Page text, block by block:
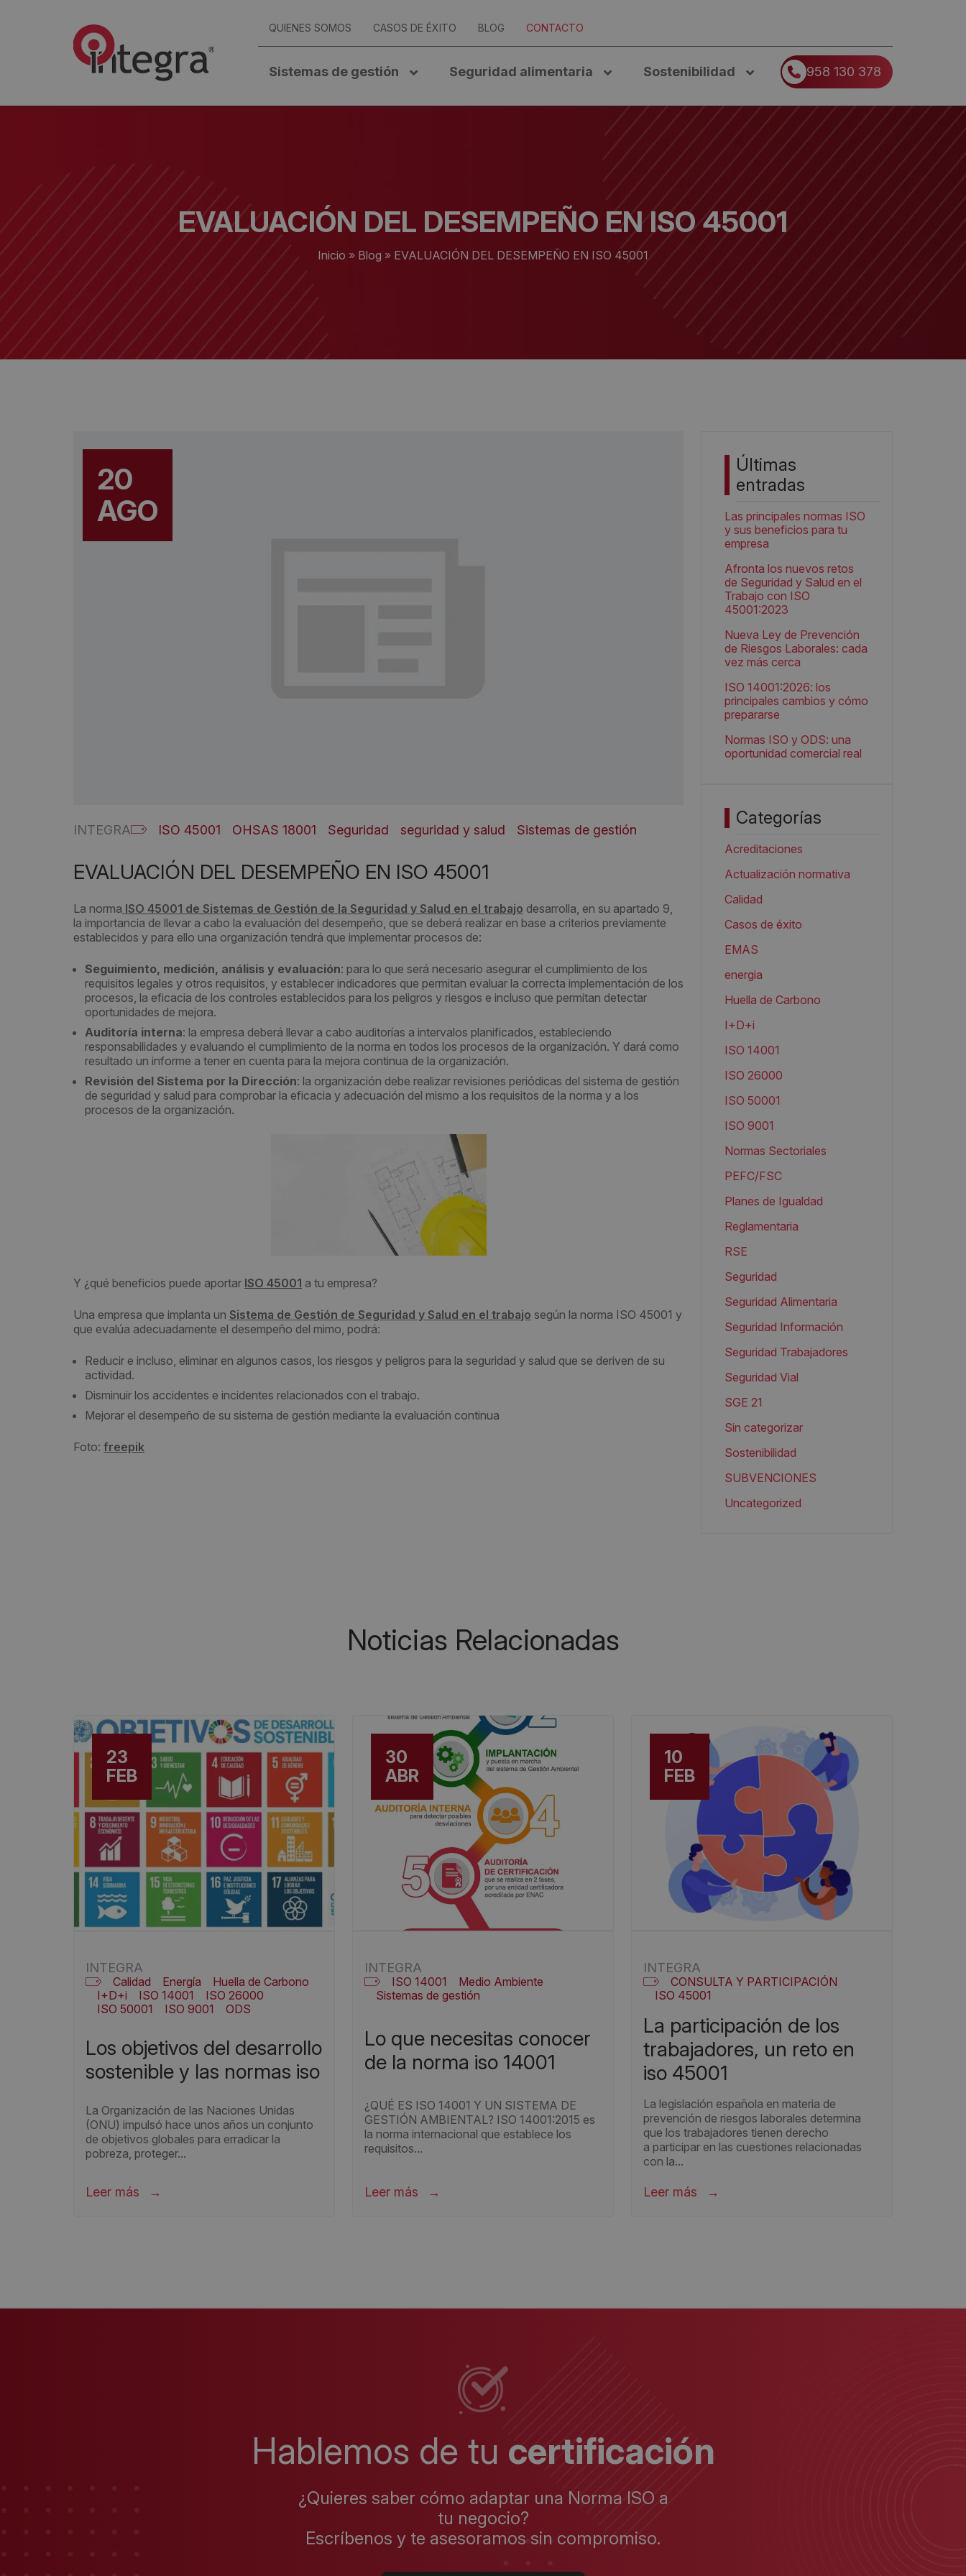
QUIENES SOMOS CASOS DE ÉXITO BLOG CONTACTO
Sistemas de gestión Seguridad alimentaria Sostenibilidad 958 130 378
EVALUACIÓN DEL DESEMPEÑO EN ISO 45001
Inicio » Blog » EVALUACIÓN DEL DESEMPEÑO EN ISO 45001
20
AGO
INTEGRA ISO 45001 OHSAS 18001 Seguridad seguridad y salud Sistemas de gestión
EVALUACIÓN DEL DESEMPEÑO EN ISO 45001
La norma ISO 45001 de Sistemas de Gestión de la Seguridad y Salud en el trabajo desarrolla, en su apartado 9,
la importancia de llevar a cabo la evaluación del desempeño, que se deberá realizar en base a criterios previamente
establecidos y para ello una organización tendrá que implementar procesos de:
Seguimiento, medición, análisis y evaluación: para lo que será necesario asegurar el cumplimiento de los
requisitos legales y otros requisitos, y establecer indicadores que permitan evaluar la correcta implementación de los
procesos, la eficacia de los controles establecidos para los peligros y riesgos e incluso que permitan detectar
oportunidades de mejora.
Auditoría interna: la empresa deberá llevar a cabo auditorías a intervalos planificados, estableciendo
responsabilidades y evaluando el cumplimiento de la norma en todos los procesos de la organización. Y dará como
resultado un informe a tener en cuenta para la mejora continua de la organización.
Revisión del Sistema por la Dirección: la organización debe realizar revisiones periódicas del sistema de gestión
de seguridad y salud para comprobar la eficacia y adecuación del mismo a los requisitos de la norma y a los
procesos de la organización.
Y ¿qué beneficios puede aportar ISO 45001 a tu empresa?
Una empresa que implanta un Sistema de Gestión de Seguridad y Salud en el trabajo según la norma ISO 45001 y
que evalúa adecuadamente el desempeño del mimo, podrá:
Reducir e incluso, eliminar en algunos casos, los riesgos y peligros para la seguridad y salud que se deriven de su
actividad.
Disminuir los accidentes e incidentes relacionados con el trabajo.
Mejorar el desempeño de su sistema de gestión mediante la evaluación continua
Foto: freepik
Últimas
entradas
Las principales normas ISO
y sus beneficios para tu
empresa
Afronta los nuevos retos
de Seguridad y Salud en el
Trabajo con ISO
45001:2023
Nueva Ley de Prevención
de Riesgos Laborales: cada
vez más cerca
ISO 14001:2026: los
principales cambios y cómo
prepararse
Normas ISO y ODS: una
oportunidad comercial real
Categorías
Acreditaciones
Actualización normativa
Calidad
Casos de éxito
EMAS
energia
Huella de Carbono
I+D+i
ISO 14001
ISO 26000
ISO 50001
ISO 9001
Normas Sectoriales
PEFC/FSC
Planes de Igualdad
Reglamentaria
RSE
Seguridad
Seguridad Alimentaria
Seguridad Información
Seguridad Trabajadores
Seguridad Vial
SGE 21
Sin categorizar
Sostenibilidad
SUBVENCIONES
Uncategorized
Noticias Relacionadas
23
FEB
INTEGRA
Calidad Energía
Huella de Carbono
I+D+i
ISO 14001
ISO 26000
ISO 50001
ISO 9001
ODS
SEGURIDAD TRABAJADORES
SGE 21
Sostenibilidad
los objetivos del desarrollo
sostenible y las normas iso
La Organización de las Naciones Unidas
(ONU) impulsó hace unos años un conjunto
de objetivos globales para erradicar la
pobreza, proteger...
Leer más
30
ABR
INTEGRA
ISO 14001
Medio Ambiente
Sistemas de gestión
lo que necesitas conocer
de la norma iso 14001
¿QUÉ ES ISO 14001 Y UN SISTEMA DE
GESTIÓN AMBIENTAL? ISO 14001:2015 es
la norma internacional que establece los
requisitos...
Leer más
10
FEB
INTEGRA
CONSULTA Y PARTICIPACIÓN
ISO 45001
la participación de los
trabajadores, un reto en
iso 45001
La legislación española en materia de
prevención de riesgos laborales determina
que los trabajadores tienen derecho
a participar en las cuestiones relacionadas
con la...
Leer más
Hablemos de tu certificación
¿Quieres saber cómo adaptar una Norma ISO a
tu negocio?
Escríbenos y te asesoramos sin compromiso.